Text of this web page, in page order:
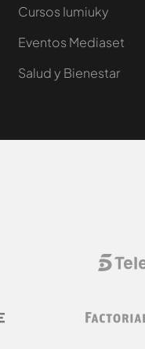
Cursos Iumiuky
Eventos Mediaset
Salud y Bienestar